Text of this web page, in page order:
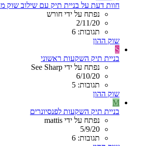
חוות דעת על בניית תיק עם שילוב שוק
נפתח על ידי חורש
2/11/20
תגובות: 6
שוק ההון
S
בניית תיק השקעות ראשוני
נפתח על ידי See Sharp
6/10/20
תגובות: 5
שוק ההון
M
בניית תיק השקעות לפנסיונרים
נפתח על ידי mattis
5/9/20
תגובות: 6